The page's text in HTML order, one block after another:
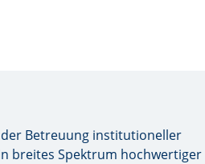
Betreuung institutioneller
breites Spektrum hochwertiger